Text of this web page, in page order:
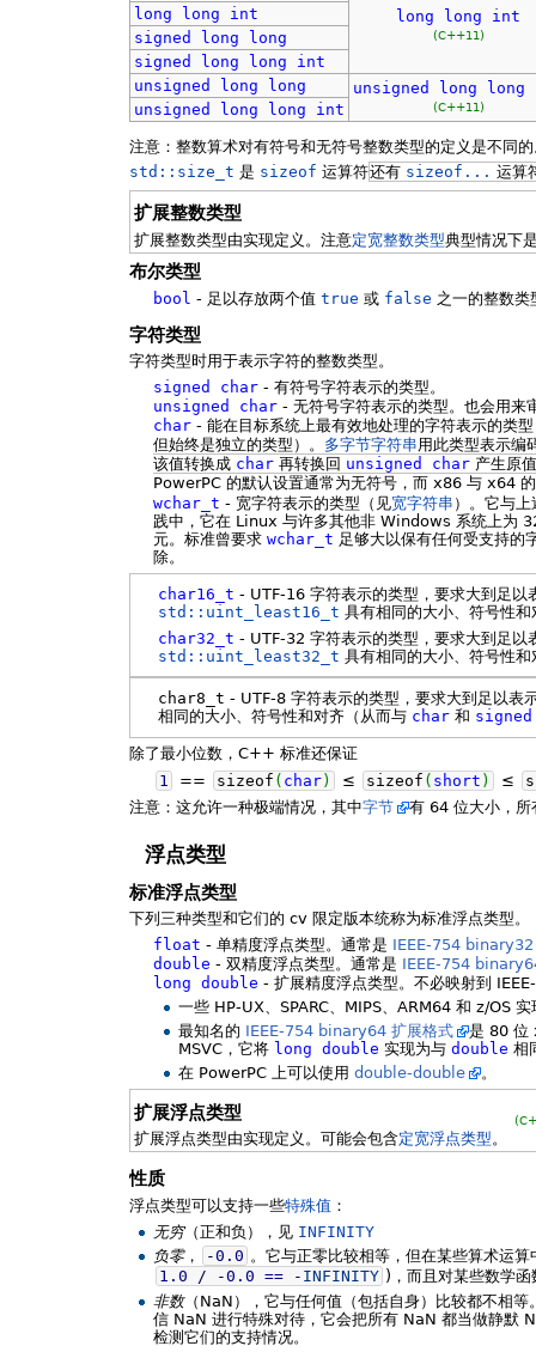
long
long int
(C++11)
long long
int
signed
long
long
signed
long long
int
unsigned
long long unsigned long long
(C++11)
unsigned long long int
注意：整数算术对有符号和无符号整数类型的定义是不同
std::size_t 是 sizeof 运算符还有 sizeof... 运算
扩展整数类型
扩展整数类型由实现定义。注意定宽整数类型典型情况下
布尔类型
bool - 足以存放两个值true 或 false 之一的整数类
字符类型
字符类型时用于表示字符的整数类型。
signed
char - 有符号字符表示的类型。
unsigned
char - 无符号字符表示的类型。也会用来
char - 能在目标系统上最有效地处理的字符表示的类
但始终是独立的类型）。 多字节字符串用此类型表示编
该值转换成 char 再转换回 unsigned char 产生原
PowerPC 的默认设置通常为无符号，而 x86 与 x64
wchar_t - 宽字符表示的类型（见宽字符串 ）。它与
践中，它在 Linux 与许多其他非 Windows 系统上为
元。标准曾要求wchar_t 足够大以保有任何受支持
除。
char16_t - UTF-16 字符表示的类型，要求大到足
std::uint_least16_t 具有相同的大小、符号性
char32_t - UTF-32 字符表示的类型，要求大到足
std::uint_least32_t 具有相同的大小、符号性
char8_t - UTF-8 字符表示的类型，要求大到足以
相同的大小、符号性和对齐（从而与 char 和 signed
除了最小位数，C++ 标准还保证
1
== sizeof ( char) ≤ sizeof ( short ) ≤
注意：这允许一种极端情况，其中字节 有 64 位大小，
浮点类型
标准浮点类型
下列三种类型和它们的 cv 限定版本统称为标准浮点类型。
float - 单精度浮点类型。通常是 IEEE-754 binary32
double - 双精度浮点类型。通常是 IEEE-754
long
double - 扩展精度浮点类型。不必映射到
一些 HP-UX、SPARC、MIPS、ARM64 和 z/OS
最知名的 IEEE-754 binary64 扩展格式
是 80 位
MSVC，它将 long double 实现为与 double 相
在 PowerPC 上可以使用 double-double 。
扩展浮点类型
扩展浮点类型由实现定义。可能会包含定宽浮点类型。
性质
浮点类型可以支持一些特殊值 ：
无穷（正和负），见 INFINITY
负零， -0.0 。它与正零比较相等，但在某些算术运
1.0
/ -0.0 == - INFINITY )，而且对某些数学
非数（NaN），它与任何值（包括自身）比较都不相
信 NaN 进行特殊对待，它会把所有 NaN 都当做静默
检测它们的支持情况。